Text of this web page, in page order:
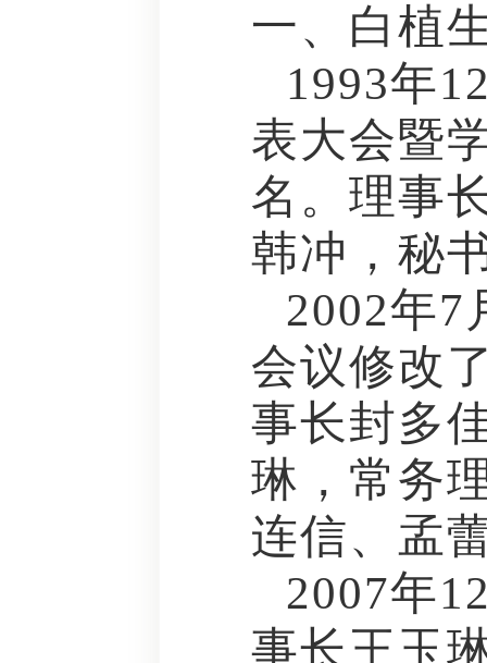
一、白植
1993年
表大会暨
名。理事
韩冲，秘
2002年7
会议修改
事长封多
琳，常务
连信、孟
2007年
事长王玉